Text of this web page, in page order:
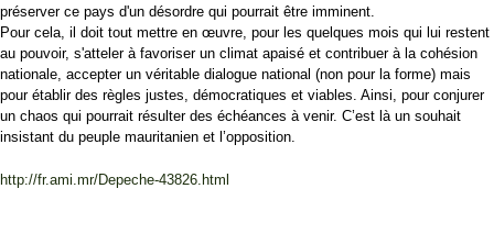
préserver ce pays d'un désordre qui pourrait être imminent.
Pour cela, il doit tout mettre en œuvre, pour les quelques mois qui lui restent
au pouvoir, s'atteler à favoriser un climat apaisé et contribuer à la cohésion
nationale, accepter un véritable dialogue national (non pour la forme) mais
pour établir des règles justes, démocratiques et viables. Ainsi, pour conjurer
un chaos qui pourrait résulter des échéances à venir. C’est là un souhait
insistant du peuple mauritanien et l’opposition.
http://fr.ami.mr/Depeche-43826.html